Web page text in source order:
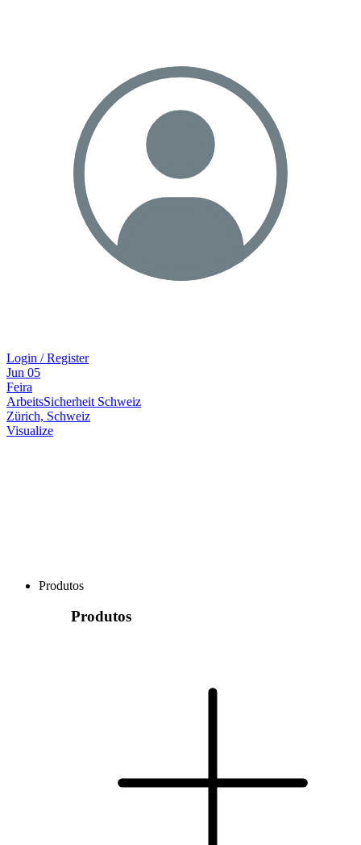
Login / Register
Jun 05
Feira
ArbeitsSicherheit Schweiz
Zürich, Schweiz
Visualize
Produtos
Produtos